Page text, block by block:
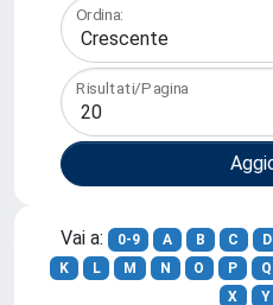
Ordina:
Risultati/Pagina
Vai a: 0-9 A B C D
K
L M N O P Q
X
Y